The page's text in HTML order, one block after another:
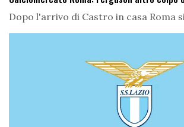
Dopo l'arrivo di Castro in casa Roma